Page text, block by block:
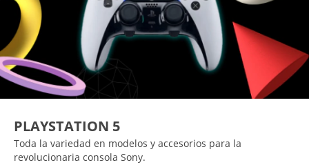
PLAYSTATION 5
Toda la variedad en modelos y accesorios para la
revolucionaria consola Sony.